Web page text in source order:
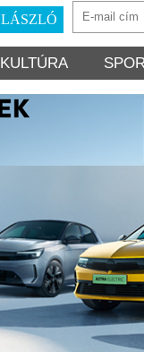
LÁSZLÓ
KULTÚRA